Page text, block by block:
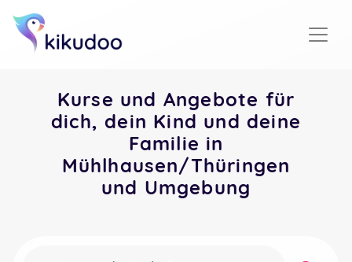
Kurse und Angebote für
dich, dein Kind und deine
Familie in
Mühlhausen/Thüringen
und Umgebung